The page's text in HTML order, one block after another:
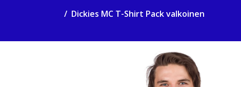
Dickies MC T-Shirt Pack valkoinen